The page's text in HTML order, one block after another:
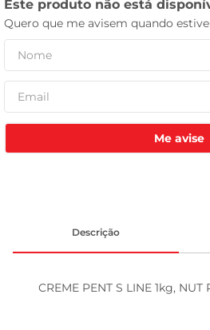
Me avise
Descrição
CREME PENT S LINE 1kg, NUT
leite pó